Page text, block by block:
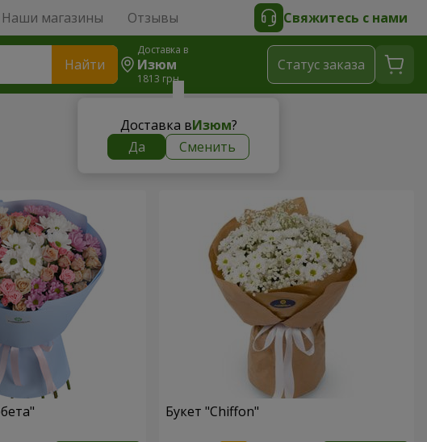
Наши магазины Отзывы Свяжитесь с нами
Найти
Доставка в
Изюм
1813 грн
Доставка вИзюм?
Да
Сменить
Cтатус заказа
Букет "Chiffon"